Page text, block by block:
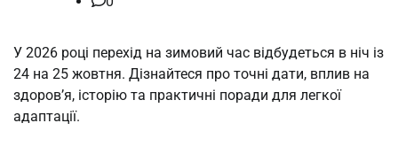
У 2026 році перехід на зимовий час відбудеться в ніч із
24 на 25 жовтня. Дізнайтеся про точні дати, вплив на
здоров’я, історію та практичні поради для легкої
адаптації.